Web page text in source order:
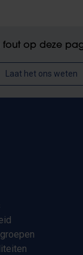
fout op deze
Laat het ons weten